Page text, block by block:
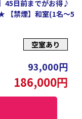
45日前までがお得♪
【禁煙】和室(1名～5
空室あり
93,000円
186,000円